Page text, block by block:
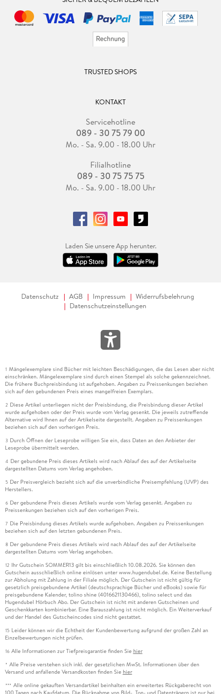
TRUSTED SHOPS
KONTAKT
Servicehotline
089 - 30 75 79 00
Mo. - Sa. 9.00 - 18.00 Uhr
Filialhotline
089 - 30 75 75 75
Mo. - Sa. 9.00 - 18.00 Uhr
Laden Sie unsere App herunter.
Datenschutz AGB Impressum
Widerrufsbelehrung
Datenschutzeinstellungen
1 Mängelexemplare sind Bücher mit leichten Beschädigungen, die das Lesen aber nicht
einschränken. Mängelexemplare sind durch einen Stempel als solche gekennzeichnet.
Die frühere Buchpreisbindung ist aufgehoben. Angaben zu Preissenkungen beziehen
sich auf den gebundenen Preis eines mangelfreien Exemplars.
2 Diese Artikel unterliegen nicht der Preisbindung, die Preisbindung dieser Artikel
wurde aufgehoben oder der Preis wurde vom Verlag gesenkt. Die jeweils zutreffende
Alternative wird Ihnen auf der Artikelseite dargestellt. Angaben zu Preissenkungen
beziehen sich auf den vorherigen Preis.
3 Durch Öffnen der Leseprobe willigen Sie ein, dass Daten an den Anbieter der
Leseprobe übermittelt werden.
4 Der gebundene Preis dieses Artikels wird nach Ablauf des auf der Artikelseite
dargestellten Datums vom Verlag angehoben.
5 Der Preisvergleich bezieht sich auf die unverbindliche Preisempfehlung (UVP) des
Herstellers.
6 Der gebundene Preis dieses Artikels wurde vom Verlag gesenkt. Angaben zu
Preissenkungen beziehen sich auf den vorherigen Preis.
7 Die Preisbindung dieses Artikels wurde aufgehoben. Angaben zu Preissenkungen
beziehen sich auf den letzten gebundenen Preis.
8 Der gebundene Preis dieses Artikels wird nach Ablauf des auf der Artikelseite
dargestellten Datums vom Verlag angehoben.
12 Ihr Gutschein SOMMER13 gilt bis einschließlich 10.08.2026. Sie können den
Gutschein ausschließlich online einlösen unter www.hugendubel.de. Keine Bestellung
zur Abholung mit Zahlung in der Filiale möglich. Der Gutschein ist nicht gültig für
gesetzlich preisgebundene Artikel (deutschsprachige Bücher und eBooks) sowie für
preisgebundene Kalender, tolino shine (4016621130466), tolino select und das
Hugendubel Hörbuch Abo. Der Gutschein ist nicht mit anderen Gutscheinen und
Geschenkkarten kombinierbar. Eine Barauszahlung ist nicht möglich. Ein Weiterverkauf
und der Handel des Gutscheincodes sind nicht gestattet.
15 Leider können wir die Echtheit der Kundenbewertung aufgrund der großen Zahl an
Einzelbewertungen nicht prüfen.
16 Alle Informationen zur Tiefpreisgarantie finden Sie hier
* Alle Preise verstehen sich inkl. der gesetzlichen MwSt. Informationen über den
Versand und anfallende Versandkosten finden Sie hier
*** Alle online gekauften Versandartikel beinhalten ein erweitertes Rückgaberecht von